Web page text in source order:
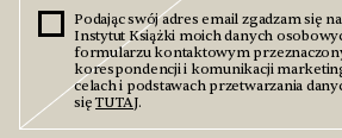
Podając swój adres email zgadzam się
Instytut Książki moich danych
formularzu kontaktowym
korespondencji i komunikacji
celach i podstawach przetwarzania
sięTUTAJ.